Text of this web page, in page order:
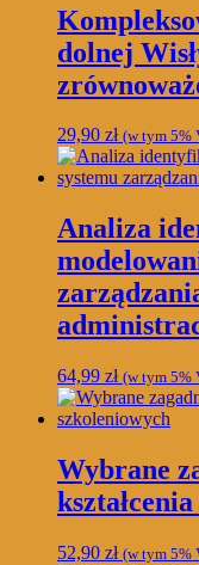
dolnej
29,90 zł (w tym 5%
Analiza
64,99 zł (w tym 5%
Wybrane
52,90 zł (w tym 5%